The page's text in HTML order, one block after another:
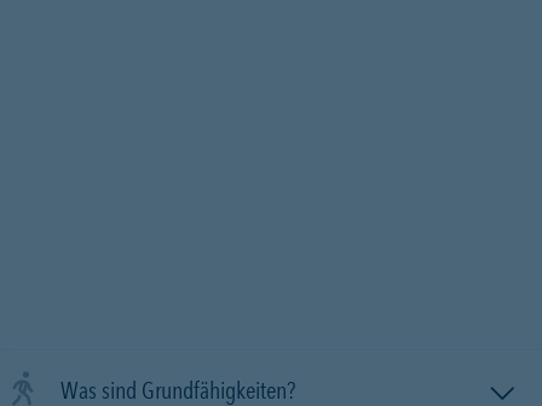
Was sind Grundfähigkeiten?